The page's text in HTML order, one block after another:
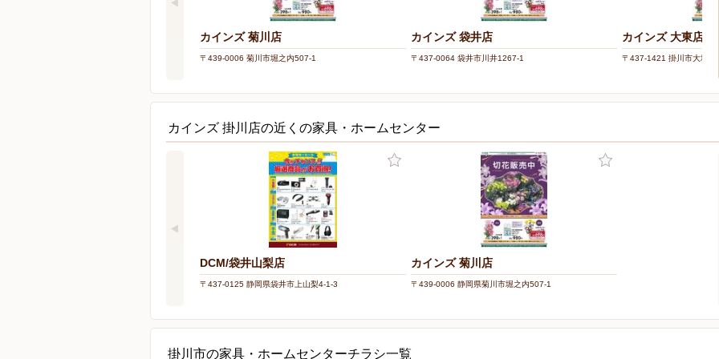
カインズ 菊川店
〒439-0006 菊川市堀之内507-1
カインズ 袋井店
〒437-0064 袋井市川井1267-1
カインズ 大東店
〒437-1421 掛川市大坂字
カインズ 掛川店の近くの家具・ホームセンター
DCM/袋井山梨店
〒437-0125 静岡県袋井市上山梨4-1-3
カインズ 菊川店
〒439-0006 静岡県菊川市堀之内507-1
掛川市の家具・ホームセンターチラシ一覧